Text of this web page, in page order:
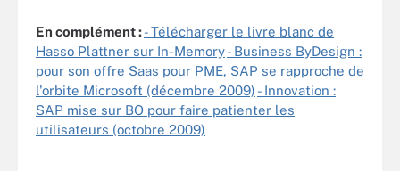
En complément :- Télécharger le livre blanc de
Hasso Plattner sur In-Memory- Business ByDesign :
pour son offre Saas pour PME, SAP se rapproche de
l'orbite Microsoft (décembre 2009) - Innovation :
SAP mise sur BO pour faire patienter les
utilisateurs (octobre 2009)